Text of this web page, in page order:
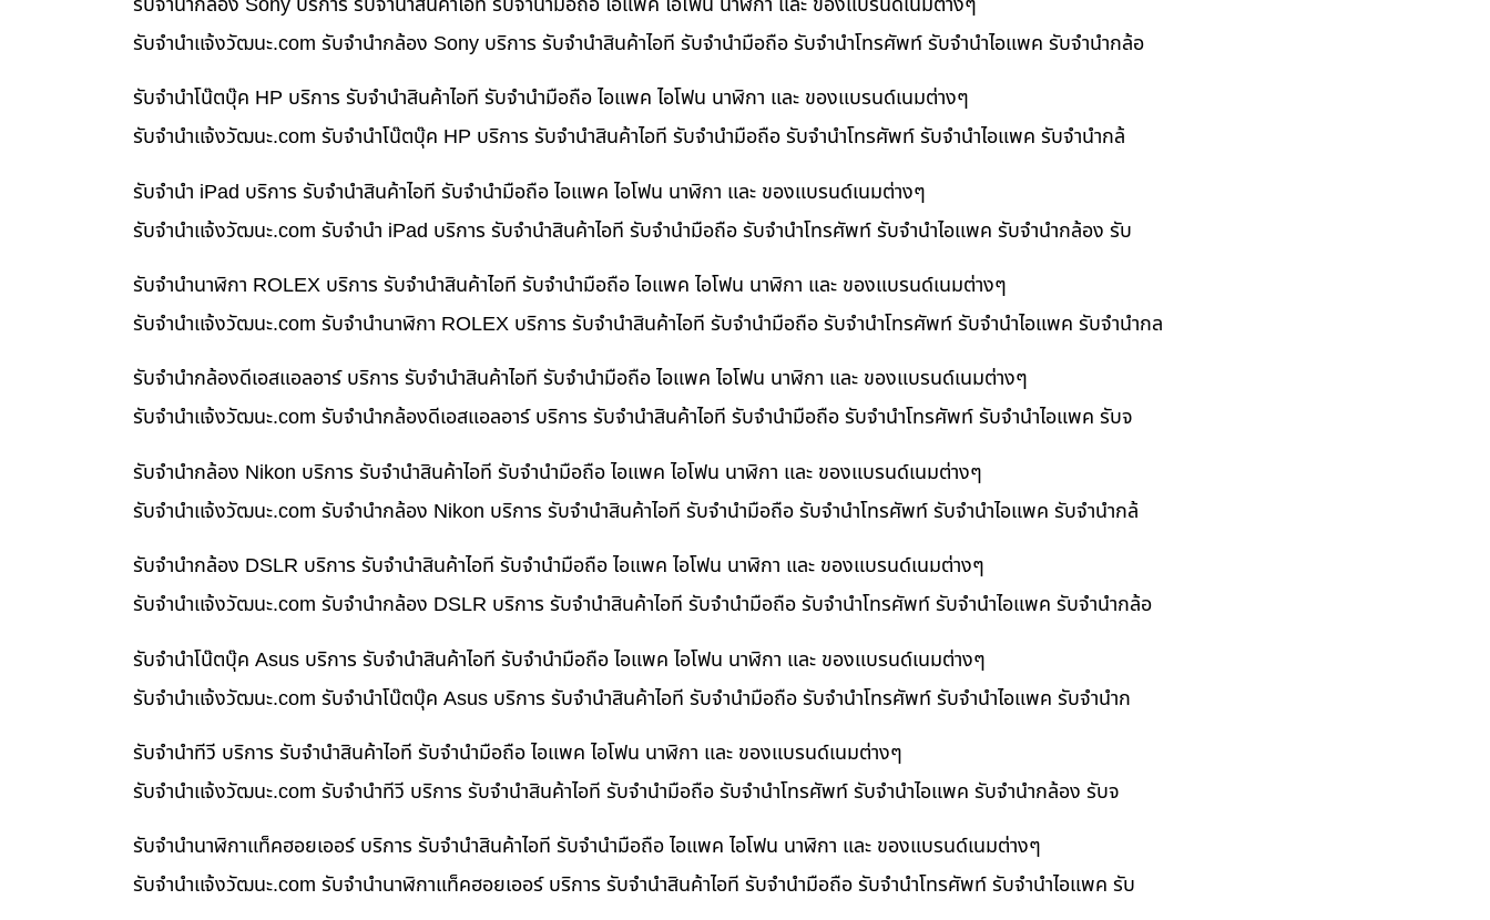
รับจํานําแจ้งวัฒนะ.com รับจำนำกล้อง Sony บริการ รับจำนำสินค้าไอที รับจำนำมือถือ รับจำนำโทรศัพท์ รับจำนำไอแพค รับจำนำกล้อ
รับจำนำโน๊ตบุ๊ค HP บริการ รับจำนำสินค้าไอที รับจำนำมือถือ ไอแพค ไอโฟน นาฬิกา และ ของแบรนด์เนมต่างๆ
รับจํานําแจ้งวัฒนะ.com รับจำนำโน๊ตบุ๊ค HP บริการ รับจำนำสินค้าไอที รับจำนำมือถือ รับจำนำโทรศัพท์ รับจำนำไอแพค รับจำนำกล้
รับจำนำ iPad บริการ รับจำนำสินค้าไอที รับจำนำมือถือ ไอแพค ไอโฟน นาฬิกา และ ของแบรนด์เนมต่างๆ
รับจํานําแจ้งวัฒนะ.com รับจำนำ iPad บริการ รับจำนำสินค้าไอที รับจำนำมือถือ รับจำนำโทรศัพท์ รับจำนำไอแพค รับจำนำกล้อง รับ
รับจำนำนาฬิกา ROLEX บริการ รับจำนำสินค้าไอที รับจำนำมือถือ ไอแพค ไอโฟน นาฬิกา และ ของแบรนด์เนมต่างๆ
รับจํานําแจ้งวัฒนะ.com รับจำนำนาฬิกา ROLEX บริการ รับจำนำสินค้าไอที รับจำนำมือถือ รับจำนำโทรศัพท์ รับจำนำไอแพค รับจำนำกล
รับจำนำกล้องดีเอสแอลอาร์ บริการ รับจำนำสินค้าไอที รับจำนำมือถือ ไอแพค ไอโฟน นาฬิกา และ ของแบรนด์เนมต่างๆ
รับจํานําแจ้งวัฒนะ.com รับจำนำกล้องดีเอสแอลอาร์ บริการ รับจำนำสินค้าไอที รับจำนำมือถือ รับจำนำโทรศัพท์ รับจำนำไอแพค รับจ
รับจำนำกล้อง Nikon บริการ รับจำนำสินค้าไอที รับจำนำมือถือ ไอแพค ไอโฟน นาฬิกา และ ของแบรนด์เนมต่างๆ
รับจํานําแจ้งวัฒนะ.com รับจำนำกล้อง Nikon บริการ รับจำนำสินค้าไอที รับจำนำมือถือ รับจำนำโทรศัพท์ รับจำนำไอแพค รับจำนำกล้
รับจำนำกล้อง DSLR บริการ รับจำนำสินค้าไอที รับจำนำมือถือ ไอแพค ไอโฟน นาฬิกา และ ของแบรนด์เนมต่างๆ
รับจํานําแจ้งวัฒนะ.com รับจำนำกล้อง DSLR บริการ รับจำนำสินค้าไอที รับจำนำมือถือ รับจำนำโทรศัพท์ รับจำนำไอแพค รับจำนำกล้อ
รับจำนำโน๊ตบุ๊ค Asus บริการ รับจำนำสินค้าไอที รับจำนำมือถือ ไอแพค ไอโฟน นาฬิกา และ ของแบรนด์เนมต่างๆ
รับจํานําแจ้งวัฒนะ.com รับจำนำโน๊ตบุ๊ค Asus บริการ รับจำนำสินค้าไอที รับจำนำมือถือ รับจำนำโทรศัพท์ รับจำนำไอแพค รับจำนำก
รับจำนำทีวี บริการ รับจำนำสินค้าไอที รับจำนำมือถือ ไอแพค ไอโฟน นาฬิกา และ ของแบรนด์เนมต่างๆ
รับจํานําแจ้งวัฒนะ.com รับจำนำทีวี บริการ รับจำนำสินค้าไอที รับจำนำมือถือ รับจำนำโทรศัพท์ รับจำนำไอแพค รับจำนำกล้อง รับจ
รับจำนำนาฬิกาแท็คฮอยเออร์ บริการ รับจำนำสินค้าไอที รับจำนำมือถือ ไอแพค ไอโฟน นาฬิกา และ ของแบรนด์เนมต่างๆ
รับจํานําแจ้งวัฒนะ.com รับจำนำนาฬิกาแท็คฮอยเออร์ บริการ รับจำนำสินค้าไอที รับจำนำมือถือ รับจำนำโทรศัพท์ รับจำนำไอแพค รับ